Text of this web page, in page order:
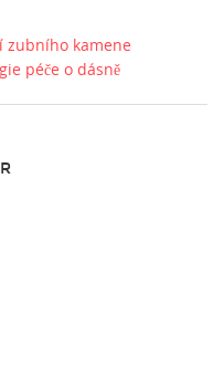
zubního kamene
péče o dásně